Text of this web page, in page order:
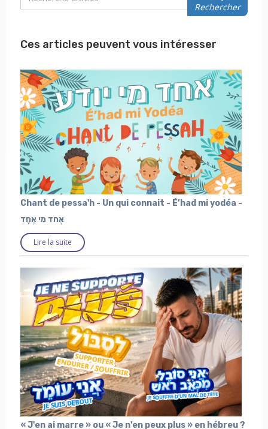
Rechercher
Ces articles peuvent vous intéresser
Chant de pessa'h - Un qui connait - É’had mi yodéa -
אֶחד מִי אֶחָד
Lire la suite
« J'en ai marre » ou « Je n'en peux plus » en hébreu ?